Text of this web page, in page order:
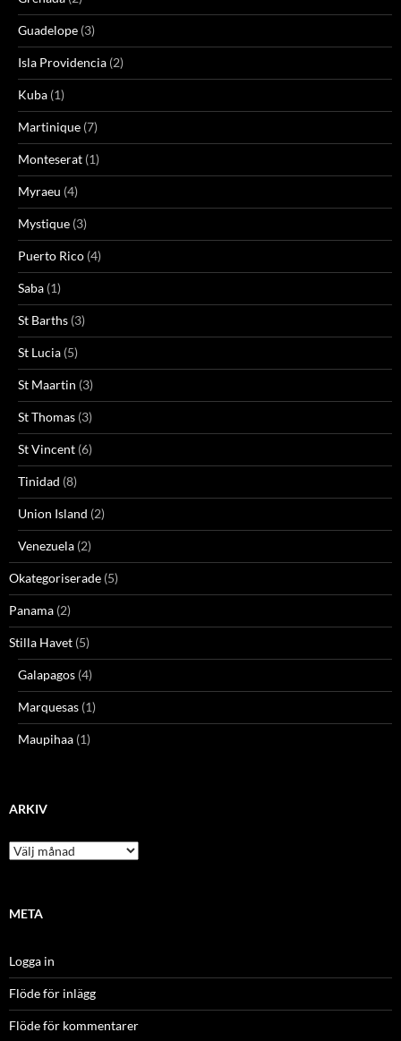
Guadelope (3)
Isla Providencia (2)
Kuba (1)
Martinique (7)
Monteserat (1)
Myraeu (4)
Mystique (3)
Puerto Rico (4)
Saba (1)
St Barths (3)
St Lucia (5)
St Maartin (3)
St Thomas (3)
St Vincent (6)
Tinidad (8)
Union Island (2)
Venezuela (2)
Okategoriserade (5)
Panama (2)
Stilla Havet (5)
Galapagos (4)
Marquesas (1)
Maupihaa (1)
ARKIV
Arkiv
META
Logga in
Flöde för inlägg
Flöde för kommentarer